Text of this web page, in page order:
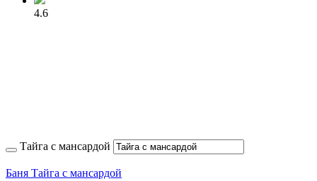
4.6
Тайга с мансардой
Баня Тайга с мансардой